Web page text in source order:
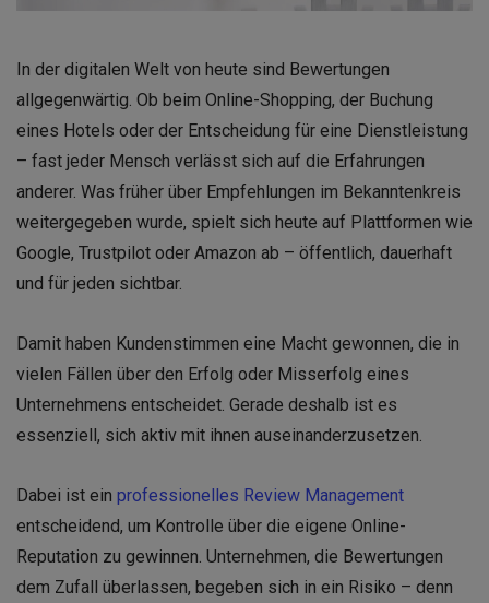
In der digitalen Welt von heute sind Bewertungen
allgegenwärtig. Ob beim Online-Shopping, der Buchung
eines Hotels oder der Entscheidung für eine Dienstleistung
– fast jeder Mensch verlässt sich auf die Erfahrungen
anderer. Was früher über Empfehlungen im Bekanntenkreis
weitergegeben wurde, spielt sich heute auf Plattformen wie
Google, Trustpilot oder Amazon ab – öffentlich, dauerhaft
und für jeden sichtbar.
Damit haben Kundenstimmen eine Macht gewonnen, die in
vielen Fällen über den Erfolg oder Misserfolg eines
Unternehmens entscheidet. Gerade deshalb ist es
essenziell, sich aktiv mit ihnen auseinanderzusetzen.
Dabei ist ein professionelles Review Management
entscheidend, um Kontrolle über die eigene Online-
Reputation zu gewinnen. Unternehmen, die Bewertungen
dem Zufall überlassen, begeben sich in ein Risiko – denn